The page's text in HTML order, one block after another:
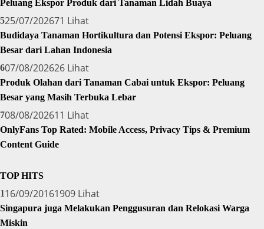
Peluang Ekspor Produk dari Tanaman Lidah Buaya
525/07/202671 Lihat
Budidaya Tanaman Hortikultura dan Potensi Ekspor: Peluang
Besar dari Lahan Indonesia
607/08/202626 Lihat
Produk Olahan dari Tanaman Cabai untuk Ekspor: Peluang
Besar yang Masih Terbuka Lebar
708/08/202611 Lihat
OnlyFans Top Rated: Mobile Access, Privacy Tips & Premium
Content Guide
TOP HITS
116/09/20161909 Lihat
Singapura juga Melakukan Penggusuran dan Relokasi Warga
Miskin